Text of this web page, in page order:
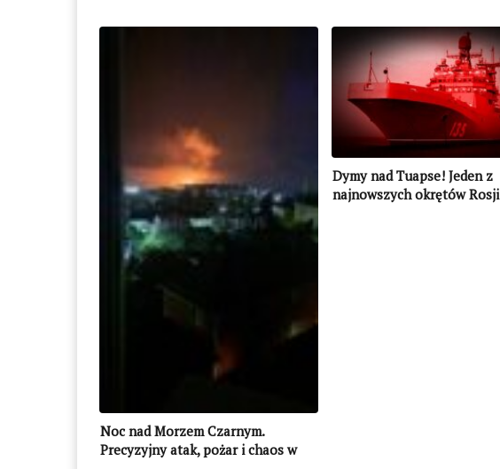
Noc nad Morzem Czarnym.
Precyzyjny atak, pożar i chaos w
Dymy nad Tuapse! Jeden z
najnowszych okrętów Rosji